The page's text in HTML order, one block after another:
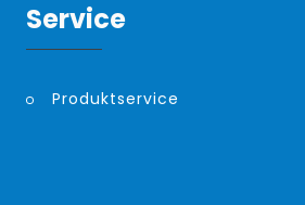
Service
Produktservice